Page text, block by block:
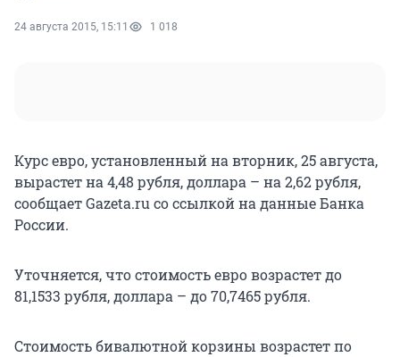
24 августа 2015, 15:11 1 018
Курс евро, установленный на вторник, 25 августа,
вырастет на 4,48 рубля, доллара – на 2,62 рубля,
сообщает Gazeta.ru со ссылкой на данные Банка
России.
Уточняется, что стоимость евро возрастет до
81,1533 рубля, доллара – до 70,7465 рубля.
Стоимость бивалютной корзины возрастет по